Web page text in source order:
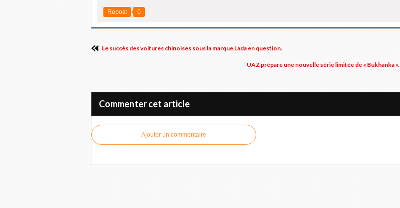
Repost 0
Le succès des voitures chinoises sous la marque Lada en question.
UAZ prépare une nouvelle série limitée de « Bukhanka ».
Commenter cet article
Ajouter un commentaire